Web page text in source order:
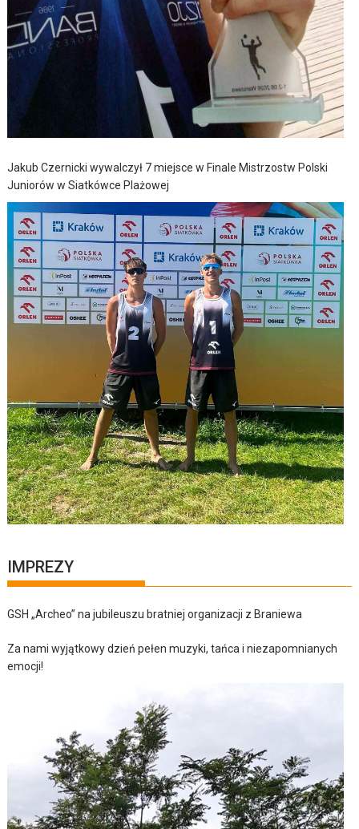
Jakub Czernicki wywalczył 7 miejsce w Finale Mistrzostw Polski
Juniorów w Siatkówce Plażowej
IMPREZY
GSH „Archeo” na jubileuszu bratniej organizacji z Braniewa
Za nami wyjątkowy dzień pełen muzyki, tańca i niezapomnianych
emocji!